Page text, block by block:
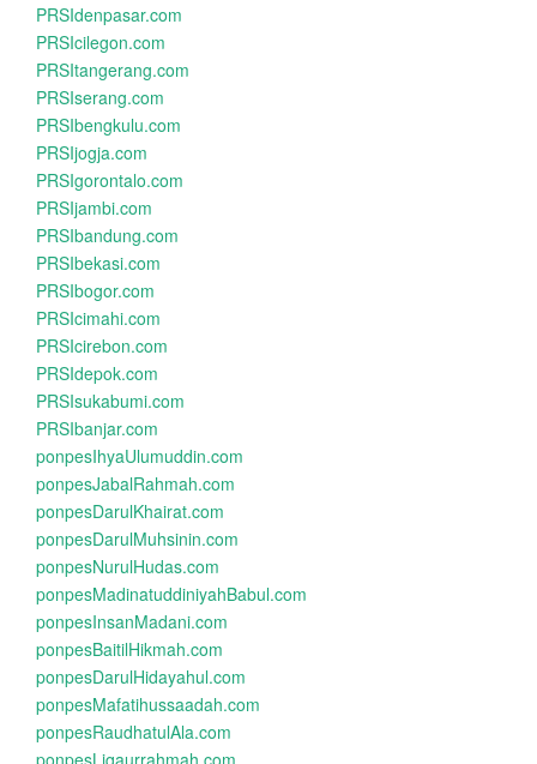
PRSIdenpasar.com
PRSIcilegon.com
PRSItangerang.com
PRSIserang.com
PRSIbengkulu.com
PRSIjogja.com
PRSIgorontalo.com
PRSIjambi.com
PRSIbandung.com
PRSIbekasi.com
PRSIbogor.com
PRSIcimahi.com
PRSIcirebon.com
PRSIdepok.com
PRSIsukabumi.com
PRSIbanjar.com
ponpesIhyaUlumuddin.com
ponpesJabalRahmah.com
ponpesDarulKhairat.com
ponpesDarulMuhsinin.com
ponpesNurulHudas.com
ponpesMadinatuddiniyahBabul.com
ponpesInsanMadani.com
ponpesBaitilHikmah.com
ponpesDarulHidayahul.com
ponpesMafatihussaadah.com
ponpesRaudhatulAla.com
ponpesLiqaurrahmah.com